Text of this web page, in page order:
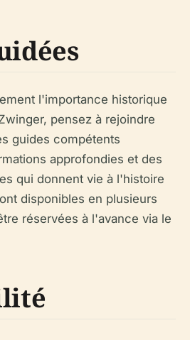
l'importance historique
pensez à rejoindre
guides compétents
approfondies et des
qui donnent vie à l'histoire
disponibles en plusieurs
réservées à l'avance via le